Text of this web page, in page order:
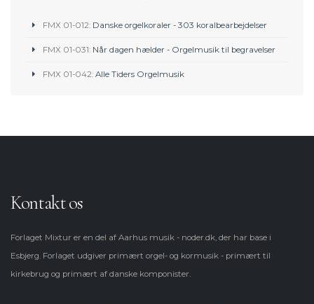
FMX 01-012: Danske orgelkoraler - 303 koralbearbejdelser
FMX 01-031: Når dagen hælder - Orgelmusik til begravelser
FMX 01-042: Alle Tiders Orgelmusik
Kontakt os
Forlaget Mixtur er en del af Aarhus musik - noder.dk, der har base i
Esbjerg. Forlaget udgiver primært orgel- og kormusik - primært til
kirkebrug og primært af danske komponister.